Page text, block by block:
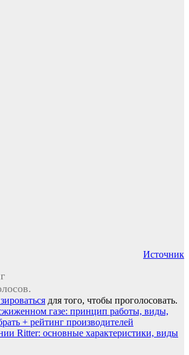
Источник
для того, чтобы проголосовать.
газе: принцип работы, виды,
+ рейтинг производителей
Ritter: основные характеристики, виды